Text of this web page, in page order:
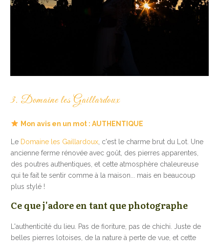
3. Domaine les Gaillardoux
Mon avis en un mot : AUTHENTIQUE
Le Domaine les Gaillardoux , c'est le charme brut du Lot. Une
ancienne ferme rénovée avec goût, des pierres apparentes,
des poutres authentiques, et cette atmosphère chaleureuse
qui te fait te sentir comme à la maison... mais en beaucoup
plus stylé !
Ce que j'adore en tant que photographe
L'authenticité du lieu. Pas de fioriture, pas de chichi. Juste de
belles pierres lotoises, de la nature à perte de vue, et cette